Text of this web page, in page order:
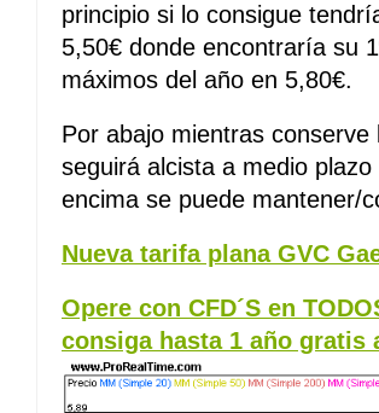
principio si lo consigue
5,50€ donde encontraría su
máximos del año en 5,80€.
Por abajo mientras
seguirá alcista a medio
encima se puede mantener/
Nueva tarifa plana GVC
Opere con CFD´S en
consiga hasta 1 año gratis